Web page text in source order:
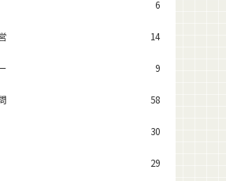
6
14
9
58
30
29